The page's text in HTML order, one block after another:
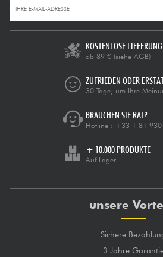
KOSTENLOSE LIEFERUNG
ab 89 € (siehe AGB)
ZUFRIEDEN ODER
30 Tage, um Ihre
BRAUCHEN SIE RAT?
Hotline : +33 1 81 930
+ 10.000 PRODUKTE
Auf Lager
unsere
Sichere
3 Jahre